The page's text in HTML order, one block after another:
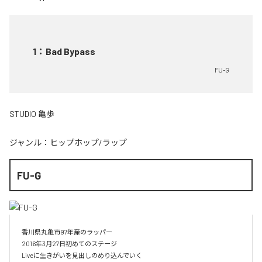
1 ： Bad Bypass
FU-G
STUDIO 亀歩
ジャンル： ヒップホップ/ラップ
FU-G
香川県丸亀市97年産のラッパー
2016年3月27日初めてのステージ
Liveに生きがいを見出しのめり込んでいく